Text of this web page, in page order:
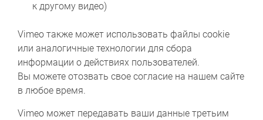
к другому видео)
Vimeo также может использовать файлы cookie
или аналогичные технологии для сбора
информации о действиях пользователей.
Вы можете отозвать свое согласие на нашем сайте
в любое время.
Vimeo может передавать ваши данные третьим